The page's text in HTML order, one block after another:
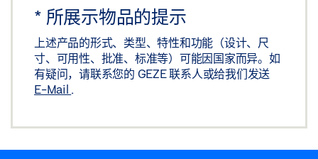
* 所展示物品的提示
上述产品的形式、类型、特性和功能（设计、尺
寸、可用性、批准、标准等）可能因国家而异。如
有疑问，请联系您的 GEZE 联系人或给我们发送
E-Mail .